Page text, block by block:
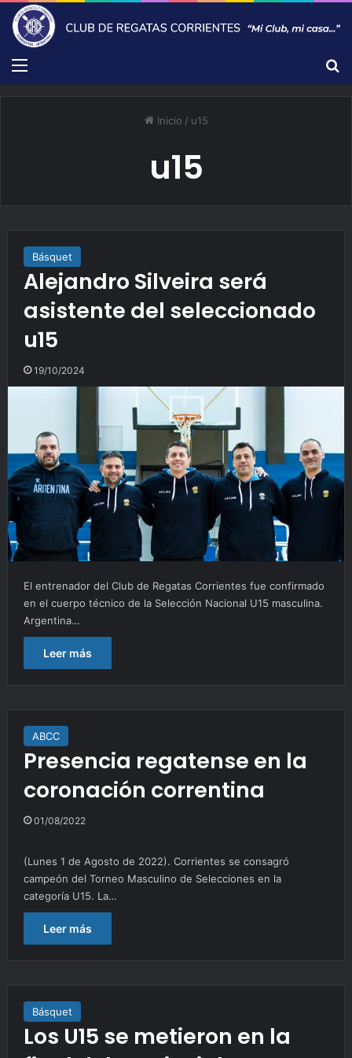
Menú
Inicio / u15
u15
Básquet
Alejandro Silveira será
asistente del seleccionado
u15
19/10/2024
El entrenador del Club de Regatas Corrientes fue confirmado
en el cuerpo técnico de la Selección Nacional U15 masculina.
Argentina…
Leer más
ABCC
Presencia regatense en la
coronación correntina
01/08/2022
(Lunes 1 de Agosto de 2022). Corrientes se consagró
campeón del Torneo Masculino de Selecciones en la
categoría U15. La…
Leer más
Básquet
Los U15 se metieron en la